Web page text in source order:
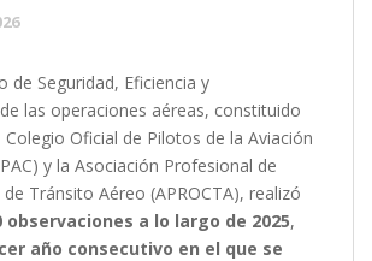
de Seguridad, Eficiencia y
las operaciones aéreas, constituido
Colegio Oficial de Pilotos de la Aviación
y la Asociación Profesional de
Tránsito Aéreo (APROCTA), realizó
observaciones a lo largo de 2025,
año consecutivo en el que se